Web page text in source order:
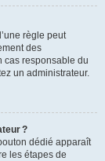
règle peut
des
cas responsable du
un administrateur.
?
dédié apparaît
les étapes de